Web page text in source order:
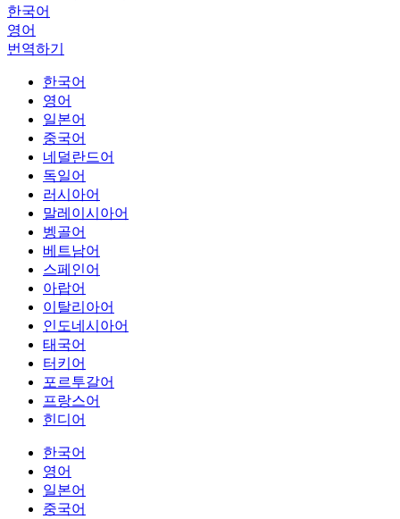
한국어
영어
번역하기
한국어
영어
일본어
중국어
네덜란드어
독일어
러시아어
말레이시아어
벵골어
베트남어
스페인어
아랍어
이탈리아어
인도네시아어
태국어
터키어
포르투갈어
프랑스어
힌디어
한국어
영어
일본어
중국어